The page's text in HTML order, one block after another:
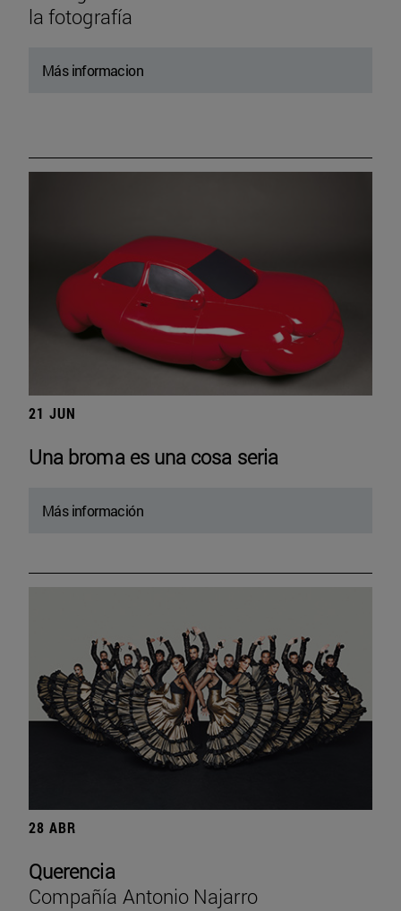
la fotografía
Más informacion
21 JUN
Una broma es una cosa seria
Más información
28 ABR
Querencia
Compañía Antonio Najarro